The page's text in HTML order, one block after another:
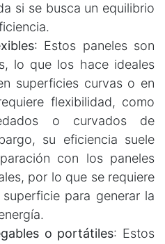
si se busca un equilibrio
: Estos paneles son
lo que los hace ideales
superficies curvas o en
flexibilidad, como
o curvados de
su eficiencia suele
con los paneles
por lo que se requiere
para generar la
o portátiles: Estos